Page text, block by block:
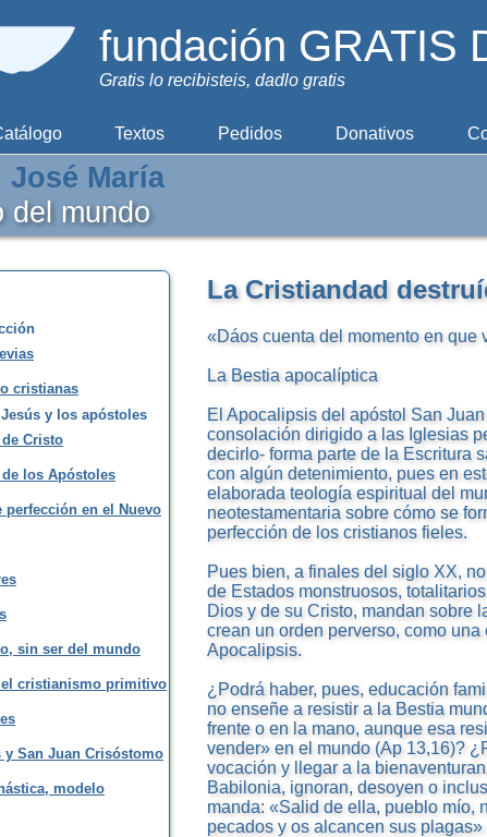
fundación GRATIS
Gratis lo recibisteis, dadlo gratis
Textos Pedidos Donativos
José María
del mundo
cristianas
Jesús y los apóstoles
Cristo
los Apóstoles
perfección en el Nuevo
sin ser del mundo
cristianismo primitivo
y San Juan Crisóstomo
modelo
La Cristiandad
«Dáos cuenta del momento en que
La Bestia apocalíptica
El Apocalipsis del apóstol San
consolación dirigido a las Iglesias
decirlo- forma parte de la Escritura
con algún detenimiento, pues en
elaborada teología espiritual del
neotestamentaria sobre cómo se
perfección de los cristianos fieles.
Pues bien, a finales del siglo XX,
de Estados monstruosos,
Dios y de su Cristo, mandan sobre
crean un orden perverso, como
Apocalipsis.
¿Podrá haber, pues, educación
no enseñe a resistir a la Bestia
frente o en la mano, aunque esa
vender» en el mundo (Ap 13,16)?
vocación y llegar a la
Babilonia, ignoran, desoyen o
manda: «Salid de ella, pueblo mío,
pecados y os alcancen sus plagas»